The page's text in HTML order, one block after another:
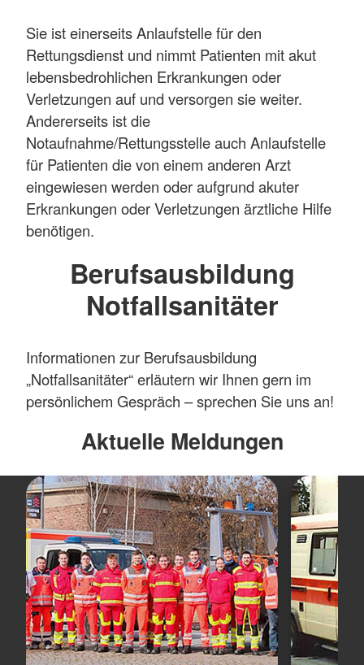
Sie ist einerseits Anlaufstelle für den
Rettungsdienst und nimmt Patienten mit akut
lebensbedrohlichen Erkrankungen oder
Verletzungen auf und versorgen sie weiter.
Andererseits ist die
Notaufnahme/Rettungsstelle auch Anlaufstelle
für Patienten die von einem anderen Arzt
eingewiesen werden oder aufgrund akuter
Erkrankungen oder Verletzungen ärztliche Hilfe
benötigen.
Berufsausbildung
Notfallsanitäter
Informationen zur Berufsausbildung
„Notfallsanitäter“ erläutern wir Ihnen gern im
persönlichem Gespräch – sprechen Sie uns an!
Aktuelle Meldungen